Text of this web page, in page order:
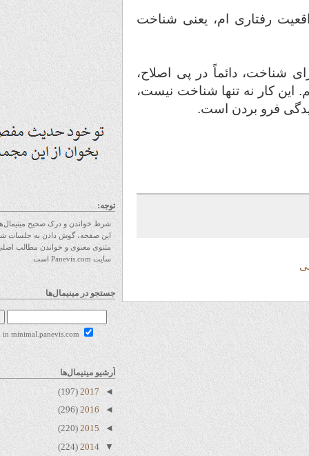
توجه:
شرط خواندن و درک صحیح مینیمال‌های
این صفحه، گوش دادن به جلسات شرح
مثنوی معنوی و خواندن مطالب اصلی
سایت Panevis.com است.
جستجو در مینیمال‌ها
Search in minimal.panevis.com
آرشیو مینیمال‌ها
◄
2017
(197)
2016
(296)
2015
(220)
2014
(224)
ام، یعنی شناخت
دائماً در پی اصلاح،
کار نه تنها شناخت نیست،
فرو بردن است.